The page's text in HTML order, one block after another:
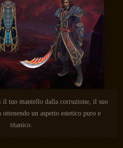
il tuo mantello dalla corruzione, il suo
un aspetto estetico puro e
titanico.